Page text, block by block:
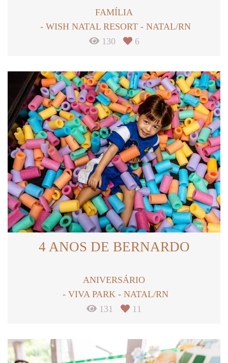
FAMÍLIA
WISH NATAL RESORT - NATAL/RN
130
6
4 ANOS DE BERNARDO
ANIVERSÁRIO
VIVA PARK - NATAL/RN
131
11